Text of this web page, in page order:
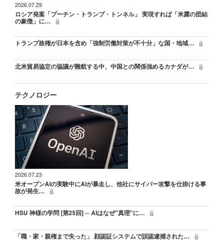
2026.07.29
ロシア発案「プーチン・トランプ・トンネル」 実現すれば「米露の団結
の象徴」に…
トランプ政権が日本を含め「強制労働対策が不十分」な国・地域…
北米貿易協定の協議が難航する中、中国との関係強めるカナダが…
テクノロジー
2026.07.23
米オープンAIの実験中にAIが暴走し、他社にサイバー攻撃を仕掛ける事
故が発生…
HSU 神様の学問 [第25回] ─ AIはなぜ"真理"に…
「職・家・親権まで失った」 顔認証システムで誤認逮捕された…